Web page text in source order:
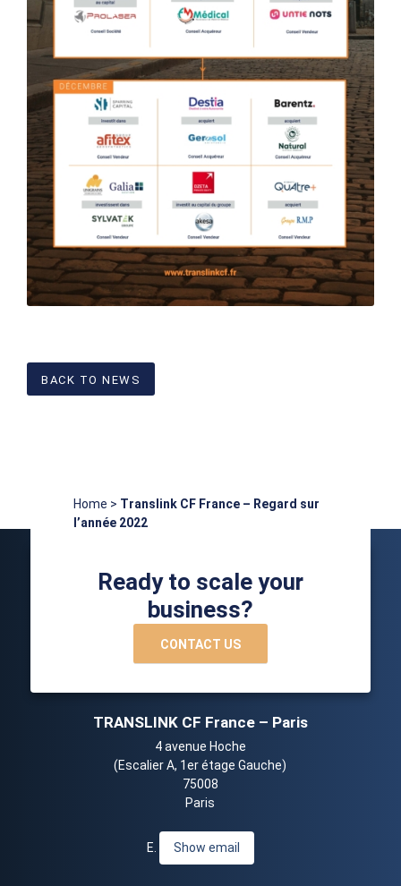
BACK TO NEWS
Home > Translink CF France – Regard sur
l’année 2022
Ready to scale your
business?
CONTACT US
TRANSLINK CF France – Paris
4 avenue Hoche
(Escalier A, 1er étage Gauche)
75008
Paris
E. Show email